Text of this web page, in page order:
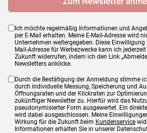
Ich möchte regelmäßig Informationen und
per E-Mail erhalten. Meine E-Mail-Adresse wird
Unternehmen weitergegeben. Diese
Mail-Adresse für Werbezwecke kann ich
Zukunft widerrufen, indem ich den Link
Newsletters anklicke.
Durch die Bestätigung der Anmeldung stimme
durch individuelle Messung, Speicherung und
Öffnungsraten und der Klickraten zur
zukünftiger Newsletter zu. Hierfür wird das
pseudonymisierter Form ausgewertet. Ein
wird dabei ausgeschlossen. Meine
Wirkung für die Zukunft beim Kundenservice
Informationen erhalten Sie in unserer